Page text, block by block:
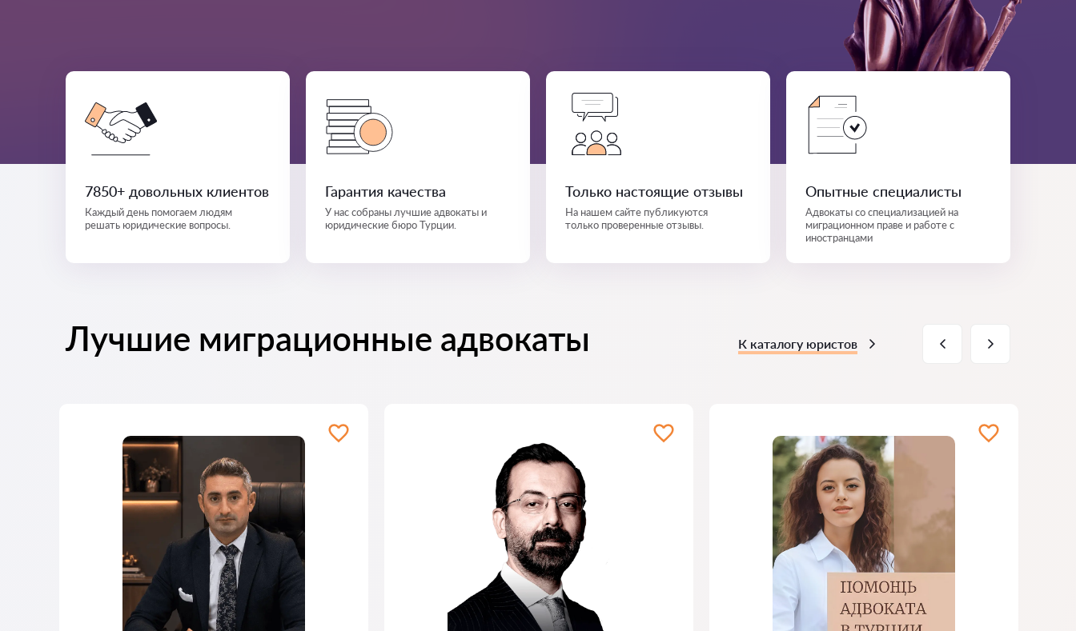
7850+ довольных клиентов
Каждый день помогаем людям
решать юридические вопросы.
Гарантия качества
У нас собраны лучшие адвокаты и
юридические бюро Турции.
Только настоящие отзывы
На нашем сайте публикуются
только проверенные отзывы.
Опытные специалисты
Адвокаты со специализацией на
миграционном праве и работе с
иностранцами
Лучшие миграционные адвокаты К каталогу юристов